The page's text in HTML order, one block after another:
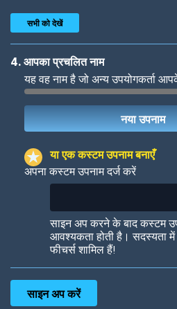
Woof Jungle
सभी को देखें
4. आपका प्रचलित नाम
यह वह नाम है जो अन्य उपयोगकर्ता
या एक कस्टम उपनाम बनाएँ
अपना कस्टम उपनाम दर्ज करें
साइन अप करने के बाद कस्टम
आवश्यकता होती है। सदस्यता
फीचर्स शामिल हैं!